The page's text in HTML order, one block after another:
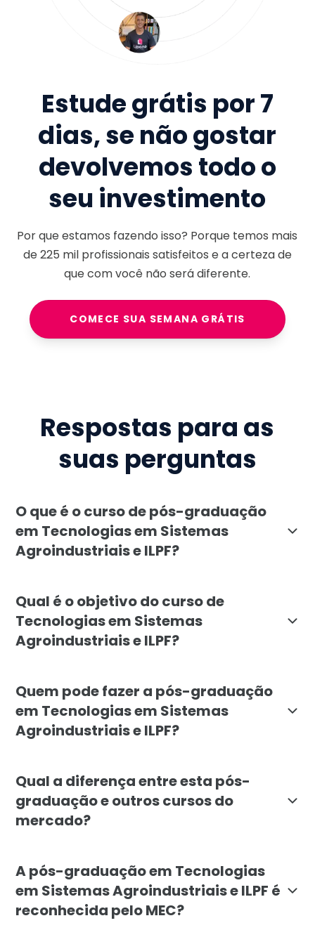
Estude grátis por 7
dias, se não gostar
devolvemos todo o
seu investimento
Por que estamos fazendo isso? Porque temos mais
de225 milprofissionais satisfeitos e a certeza de
que com você não será diferente.
COMECE SUA SEMANA GRÁTIS
Respostas para as
suas perguntas
O que é o curso de pós-graduação
em Tecnologias em Sistemas
Agroindustriais e ILPF?
Qual é o objetivo do curso de
Tecnologias em Sistemas
Agroindustriais e ILPF?
Quem pode fazer a pós-graduação
em Tecnologias em Sistemas
Agroindustriais e ILPF?
Qual a diferença entre esta pós-
graduação e outros cursos do
mercado?
A pós-graduação em Tecnologias
em Sistemas Agroindustriais e ILPF é
reconhecida pelo MEC?